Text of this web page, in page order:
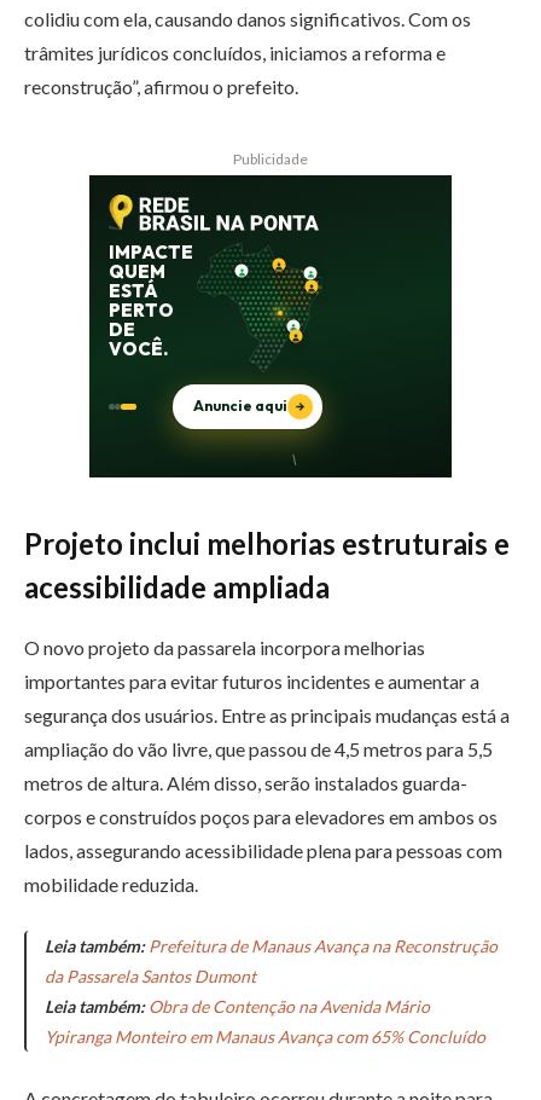
colidiu com ela, causando danos significativos. Com os
trâmites jurídicos concluídos, iniciamos a reforma e
reconstrução”, afirmou o prefeito.
Publicidade
Projeto inclui melhorias estruturais e
acessibilidade ampliada
O novo projeto da passarela incorpora melhorias
importantes para evitar futuros incidentes e aumentar a
segurança dos usuários. Entre as principais mudanças está a
ampliação do vão livre, que passou de 4,5 metros para 5,5
metros de altura. Além disso, serão instalados guarda-
corpos e construídos poços para elevadores em ambos os
lados, assegurando acessibilidade plena para pessoas com
mobilidade reduzida.
Leia também: Prefeitura de Manaus Avança na Reconstrução
da Passarela Santos Dumont
Leia também: Obra de Contenção na Avenida Mário
Ypiranga Monteiro em Manaus Avança com 65% Concluído